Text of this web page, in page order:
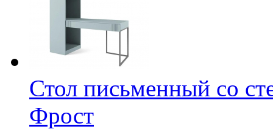
Стол письменный со
Фрост